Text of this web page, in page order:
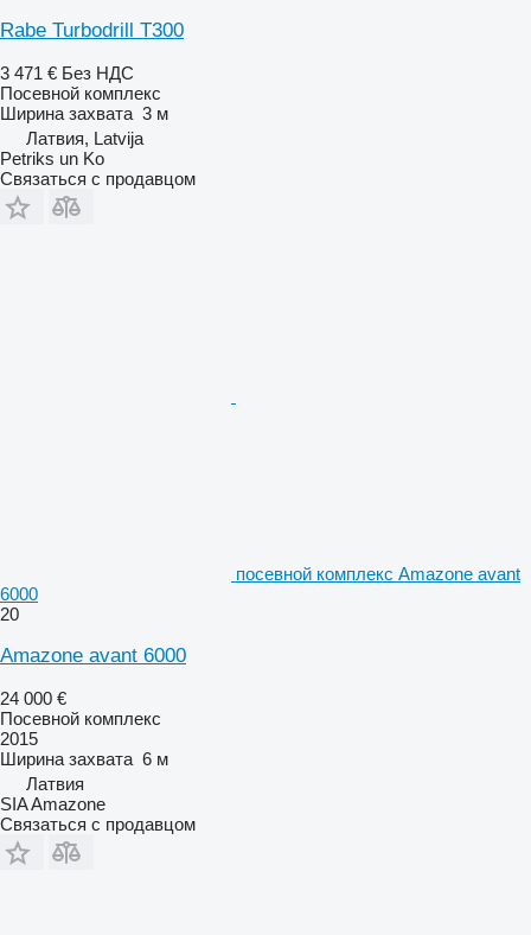
Rabe Turbodrill T300
3 471 € Без НДС
Посевной комплекс
Ширина захвата 3 м
Латвия, Latvija
Petriks un Ko
Связаться с продавцом
посевной комплекс Amazone avant
6000
20
Amazone avant 6000
24 000 €
Посевной комплекс
2015
Ширина захвата 6 м
Латвия
SIA Amazone
Связаться с продавцом